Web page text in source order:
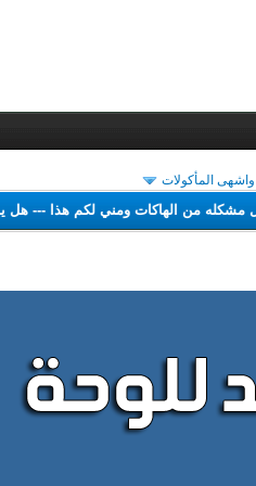
واشهى المأكولات
حل مشكله من الهاكات ومني لكم هذا